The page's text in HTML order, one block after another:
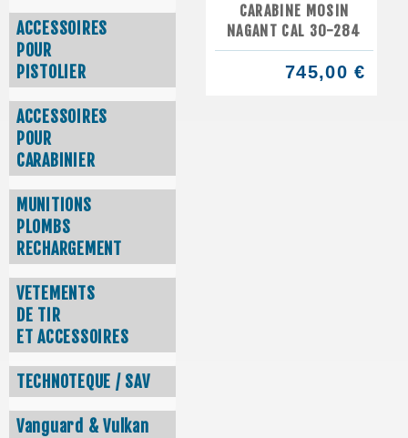
ACCESSOIRES
POUR
PISTOLIER
ACCESSOIRES
POUR
CARABINIER
MUNITIONS
PLOMBS
RECHARGEMENT
VETEMENTS
DE TIR
ET ACCESSOIRES
TECHNOTEQUE / SAV
Vanguard & Vulkan
CARABINE MOSIN
NAGANT CAL 30-284
745,00 €